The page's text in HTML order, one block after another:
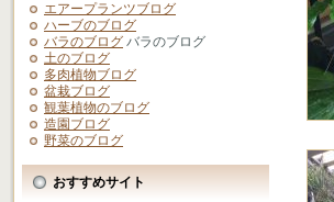
エアープランツブログ
ハーブのブログ
バラのブログ バラのブログ
土のブログ
多肉植物ブログ
盆栽ブログ
観葉植物のブログ
造園ブログ
野菜のブログ
おすすめサイト